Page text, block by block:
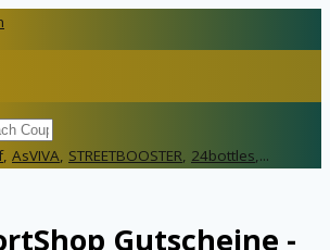
, AsVIVA, STREETBOOSTER, 24bottles,...
Gutscheine -